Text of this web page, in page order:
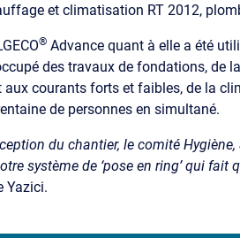
et climatisation RT 2012,
® Advance quant à elle a été
des travaux de fondations, de
aux courants forts et faibles, de la
de personnes en simultané.
du chantier, le comité
système de ‘pose en ring’ qui fait
Yazici.